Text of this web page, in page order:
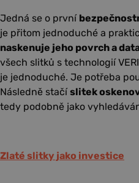
Jedná se o první
je přitom jednoduché a
naskenuje jeho povrch a
všech slitků s technologií
je jednoduché. Je potřeba
Následně stačíslitek
tedy podobně jako
Zlaté slitky jako investice